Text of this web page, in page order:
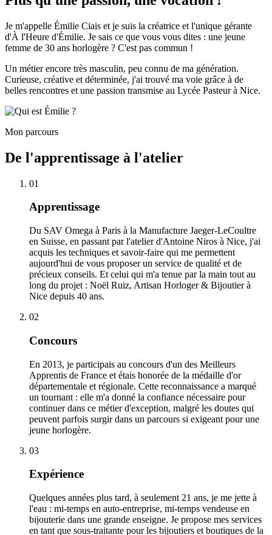
Je m'appelle Émilie Ciais et je suis la créatrice et l'unique gérante
d'À l'Heure d'Émilie. Je sais ce que vous vous dites : une jeune
femme de 30 ans horlogère ? C'est pas commun !
Un métier encore très masculin, peu connu de ma génération.
Curieuse, créative et déterminée, j'ai trouvé ma voie grâce à de
belles rencontres et une passion transmise au Lycée Pasteur à Nice.
Mon parcours
De l'apprentissage à l'atelier
01
Apprentissage
Du SAV Omega à Paris à la Manufacture Jaeger-LeCoultre
en Suisse, en passant par l'atelier d'Antoine Niros à Nice, j'ai
acquis les techniques et savoir-faire qui me permettent
aujourd'hui de vous proposer un service de qualité et de
précieux conseils. Et celui qui m'a tenue par la main tout au
long du projet : Noël Ruiz, Artisan Horloger & Bijoutier à
Nice depuis 40 ans.
02
Concours
En 2013, je participais au concours d'un des Meilleurs
Apprentis de France et étais honorée de la médaille d'or
départementale et régionale. Cette reconnaissance a marqué
un tournant : elle m'a donné la confiance nécessaire pour
continuer dans ce métier d'exception, malgré les doutes qui
peuvent parfois surgir dans un parcours si exigeant pour une
jeune horlogère.
03
Expérience
Quelques années plus tard, à seulement 21 ans, je me jette à
l'eau : mi-temps en auto-entreprise, mi-temps vendeuse en
bijouterie dans une grande enseigne. Je propose mes services
en tant que sous-traitante pour les bijoutiers et boutiques de la